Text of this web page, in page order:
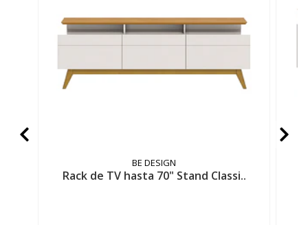
BE DESIGN
Rack de TV hasta 70" Stand Classi..